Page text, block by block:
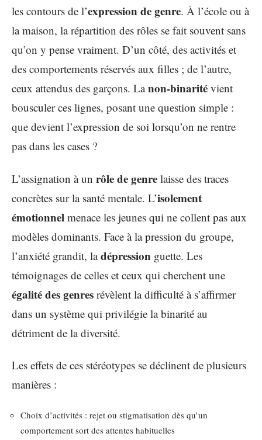
les contours de l’expression de genre. À l’école ou à
la maison, la répartition des rôles se fait souvent sans
qu’on y pense vraiment. D’un côté, des activités et
des comportements réservés aux filles ; de l’autre,
ceux attendus des garçons. Lanon-binarité vient
bousculer ces lignes, posant une question simple :
que devient l’expression de soi lorsqu’on ne rentre
pas dans les cases ?
L’assignation à un rôle de genre laisse des traces
concrètes sur la santé mentale. L’isolement
émotionnel menace les jeunes qui ne collent pas aux
modèles dominants. Face à la pression du groupe,
l’anxiété grandit, ladépression guette. Les
témoignages de celles et ceux qui cherchent une
égalité des genres révèlent la difficulté à s’affirmer
dans un système qui privilégie la binarité au
détriment de la diversité.
Les effets de ces stéréotypes se déclinent de plusieurs
manières :
Choix d’activités : rejet ou stigmatisation dès qu’un
comportement sort des attentes habituelles